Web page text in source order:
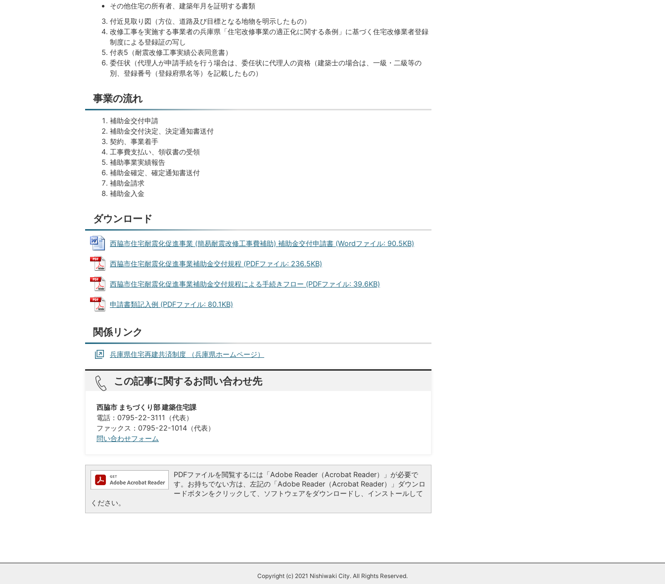
その他住宅の所有者、建築年月を証明する書類
付近見取り図（方位、道路及び目標となる地物を明示したもの）
改修工事を実施する事業者の兵庫県「住宅改修事業の適正化に関する条例」に基づく住宅改修業者登録
制度による登録証の写し
付表5（耐震改修工事実績公表同意書）
委任状（代理人が申請手続を行う場合は、委任状に代理人の資格（建築士の場合は、一級・二級等の
別、登録番号（登録府県名等）を記載したもの）
事業の流れ
補助金交付申請
補助金交付決定、決定通知書送付
契約、事業着手
工事費支払い、領収書の受領
補助事業実績報告
補助金確定、確定通知書送付
補助金請求
補助金入金
ダウンロード
西脇市住宅耐震化促進事業 (簡易耐震改修工事費補助) 補助金交付申請書 (Wordファイル: 90.5KB)
西脇市住宅耐震化促進事業補助金交付規程 (PDFファイル: 236.5KB)
西脇市住宅耐震化促進事業補助金交付規程による手続きフロー (PDFファイル: 39.6KB)
申請書類記入例 (PDFファイル: 80.1KB)
関係リンク
兵庫県住宅再建共済制度 （兵庫県ホームページ）
この記事に関するお問い合わせ先
西脇市 まちづくり部 建築住宅課
電話：0795-22-3111（代表）
ファックス：0795-22-1014（代表）
問い合わせフォーム
PDFファイルを閲覧するには「Adobe Reader（Acrobat Reader）」が必要で
す。お持ちでない方は、左記の「Adobe Reader（Acrobat Reader）」ダウンロ
ードボタンをクリックして、ソフトウェアをダウンロードし、インストールして
ください。
Copyright (c) 2021 Nishiwaki City. All Rights Reserved.